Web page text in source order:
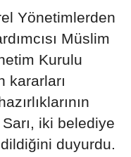
Yönetimlerden
Müslim
Kurulu
kararları
Sarı, iki belediye
duyurdu.